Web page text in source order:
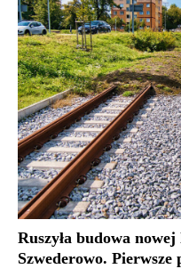
Ruszyła budowa
Szwederowo.